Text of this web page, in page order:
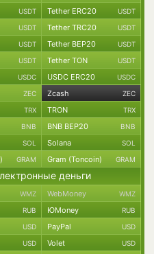
USDT Tether ERC20 USDT
USDT Tether TRC20 USDT
USDT Tether BEP20 USDT
USDT Tether TON USDT
USDC USDC ERC20 USDC
ZEC Zcash ZEC
TRX TRON TRX
BNB BNB BEP20 BNB
SOL Solana SOL
GRAM Gram (Toncoin) GRAM
деньги
WMZ WebMoney WMZ
RUB ЮMoney RUB
USD PayPal USD
USD Volet USD